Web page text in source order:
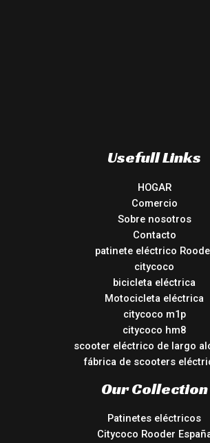
Usefull Links
HOGAR
Comercio
Sobre nosotros
Contacto
patinete eléctrico
citycoco
bicicleta eléctrica
Motocicleta eléctrica
citycoco m1p
citycoco hm8
scooter eléctrico de largo
fábrica de scooters
Our Collection
Patinetes eléctricos
Citycoco Rooder